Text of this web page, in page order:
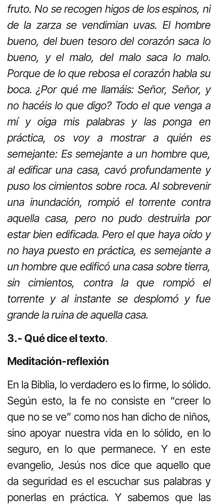
fruto. No se recogen higos de los espinos, ni
de la zarza se vendimian uvas. El hombre
bueno, del buen tesoro del corazón saca lo
bueno, y el malo, del malo saca lo malo.
Porque de lo que rebosa el corazón habla su
boca. ¿Por qué me llamáis: Señor, Señor, y
no hacéis lo que digo? Todo el que venga a
mí y oiga mis palabras y las ponga en
práctica, os voy a mostrar a quién es
semejante: Es semejante a un hombre que,
al edificar una casa, cavó profundamente y
puso los cimientos sobre roca. Al sobrevenir
una inundación, rompió el torrente contra
aquella casa, pero no pudo destruirla por
estar bien edificada. Pero el que haya oído y
no haya puesto en práctica, es semejante a
un hombre que edificó una casa sobre tierra,
sin cimientos, contra la que rompió el
torrente y al instante se desplomó y fue
grande la ruina de aquella casa.
3.- Qué dice el texto.
Meditación-reflexión
En la Biblia, lo verdadero es lo firme, lo sólido.
Según esto, la fe no consiste en “creer lo
que no se ve” como nos han dicho de niños,
sino apoyar nuestra vida en lo sólido, en lo
seguro, en lo que permanece. Y en este
evangelio, Jesús nos dice que aquello que
da seguridad es el escuchar sus palabras y
ponerlas en práctica. Y sabemos que las